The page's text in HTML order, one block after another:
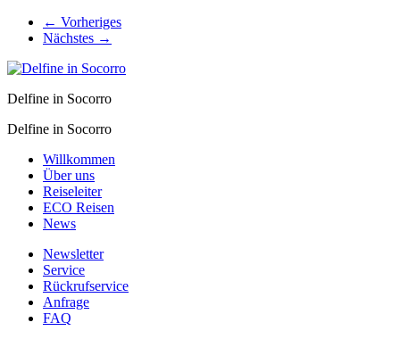
← Vorheriges
Nächstes →
Delfine in Socorro
Delfine in Socorro
Willkommen
Über uns
Reiseleiter
ECO Reisen
News
Newsletter
Service
Rückrufservice
Anfrage
FAQ